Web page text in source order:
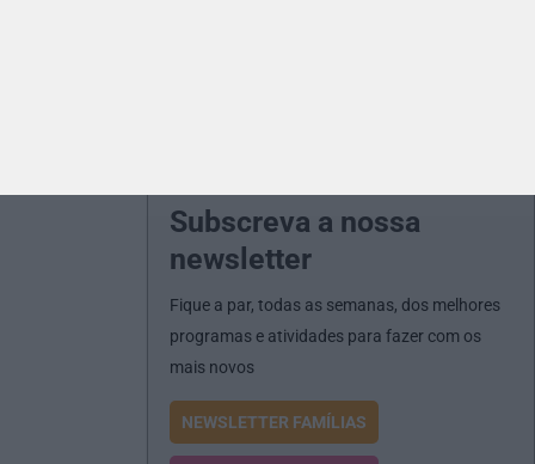
Subscreva a nossa
newsletter
Fique a par, todas as semanas, dos melhores
programas e atividades para fazer com os
mais novos
NEWSLETTER FAMÍLIAS